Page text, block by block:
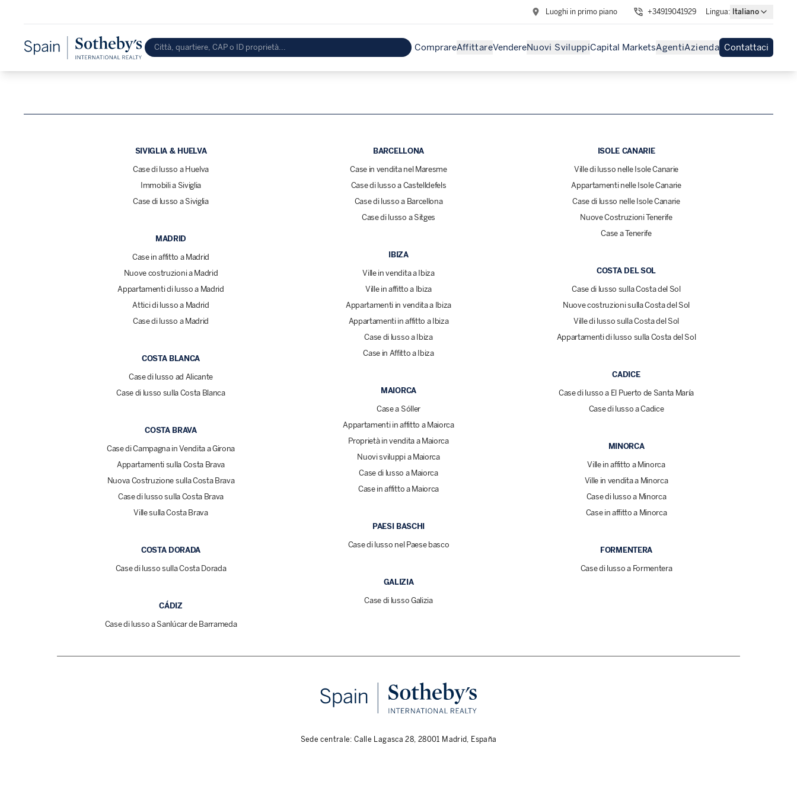
Luoghi in primo piano +34919041929 Lingua: Italiano
ComprareAffittareVendereNuovi SviluppiCapital MarketsAgentiAzienda Contattaci
SIVIGLIA & HUELVA
Case di lusso a Huelva
Immobili a Siviglia
Case di lusso a Siviglia
MADRID
Case in affitto a Madrid
Nuove costruzioni a Madrid
Appartamenti di lusso a Madrid
Attici di lusso a Madrid
Case di lusso a Madrid
COSTA BLANCA
Case di lusso ad Alicante
Case di lusso sulla Costa Blanca
COSTA BRAVA
Case di Campagna in Vendita a Girona
Appartamenti sulla Costa Brava
Nuova Costruzione sulla Costa Brava
Case di lusso sulla Costa Brava
Ville sulla Costa Brava
COSTA DORADA
Case di lusso sulla Costa Dorada
CÁDIZ
Case di lusso a Sanlúcar de Barrameda
BARCELLONA
Case in vendita nel Maresme
Case di lusso a Castelldefels
Case di lusso a Barcellona
Case di lusso a Sitges
IBIZA
Ville in vendita a Ibiza
Ville in affitto a Ibiza
Appartamenti in vendita a Ibiza
Appartamenti in affitto a Ibiza
Case di lusso a Ibiza
Case in Affitto a Ibiza
MAIORCA
Case a Sóller
Appartamenti in affitto a Maiorca
Proprietà in vendita a Maiorca
Nuovi sviluppi a Maiorca
Case di lusso a Maiorca
Case in affitto a Maiorca
PAESI BASCHI
Case di lusso nel Paese basco
GALIZIA
Case di lusso Galizia
ISOLE CANARIE
Ville di lusso nelle Isole Canarie
Appartamenti nelle Isole Canarie
Case di lusso nelle Isole Canarie
Nuove Costruzioni Tenerife
Case a Tenerife
COSTA DEL SOL
Case di lusso sulla Costa del Sol
Nuove costruzioni sulla Costa del Sol
Ville di lusso sulla Costa del Sol
Appartamenti di lusso sulla Costa del Sol
CADICE
Case di lusso a El Puerto de Santa María
Case di lusso a Cadice
MINORCA
Ville in affitto a Minorca
Ville in vendita a Minorca
Case di lusso a Minorca
Case in affitto a Minorca
FORMENTERA
Case di lusso a Formentera
Sede centrale: Calle Lagasca 28, 28001 Madrid, España